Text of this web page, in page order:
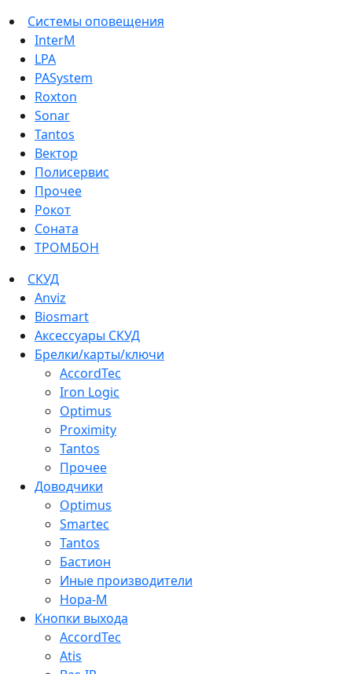
Системы оповещения
InterM
LPA
PASystem
Roxton
Sonar
Tantos
Вектор
Полисервис
Прочее
Рокот
Соната
ТРОМБОН
СКУД
Anviz
Biosmart
Аксессуары СКУД
Брелки/карты/ключи
AccordTec
Iron Logic
Optimus
Proximity
Tantos
Прочее
Доводчики
Optimus
Smartec
Tantos
Бастион
Иные производители
Нора-М
Кнопки выхода
AccordTec
Atis